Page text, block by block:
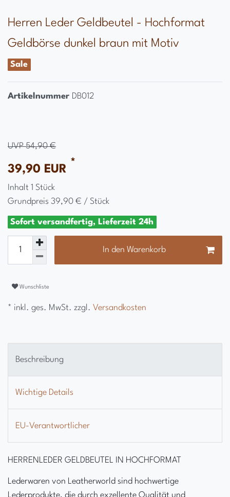
Herren Leder Geldbeutel - Hochformat
Geldbörse dunkel braun mit Motiv
Sale
Artikelnummer DB012
UVP 54,90 €
39,90 EUR
*
Inhalt 1 Stück
Grundpreis 39,90 € / Stück
Sofort versandfertig, Lieferzeit 24h
In den Warenkorb
Wunschliste
* inkl. ges. MwSt. zzgl. Versandkosten
Beschreibung
Wichtige Details
EU-Verantwortlicher
HERREN LEDER GELDBEUTEL IN HOCHFORMAT
Lederwaren von Leatherworld sind hochwertige
Lederprodukte, die durch exzellente Qualität und